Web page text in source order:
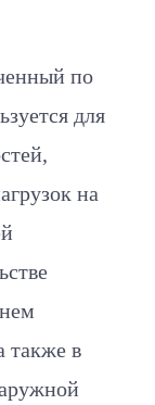
по
для
на
также в